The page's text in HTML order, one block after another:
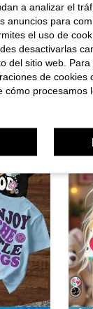
a analizar el
anuncios para
el uso de
desactivarlas
del sitio web.
de cookies
procesamos